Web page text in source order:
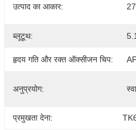
उत्पाद का आकार:
ब्लूटूथ:
हृदय गति और रक्त ऑक्सीजन चिप:
अनुप्रयोग:
प्रमुखता देना: